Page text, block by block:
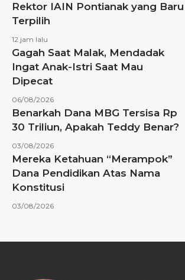
Rektor IAIN Pontianak yang Baru
Terpilih
12 jam lalu
Gagah Saat Malak, Mendadak
Ingat Anak-Istri Saat Mau
Dipecat
06/08/2026
Benarkah Dana MBG Tersisa Rp
30 Triliun, Apakah Teddy Benar?
03/08/2026
Mereka Ketahuan “Merampok”
Dana Pendidikan Atas Nama
Konstitusi
03/08/2026